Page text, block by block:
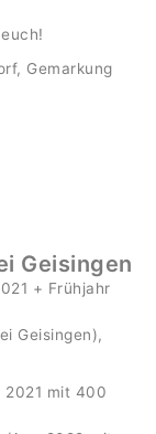
Gemarkung
Geisingen
+ Frühjahr
Geisingen),
2021 mit 400